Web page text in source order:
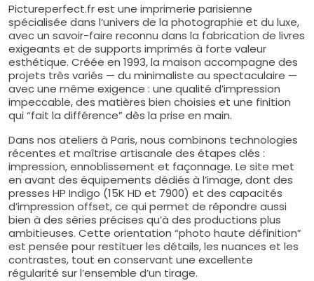
Pictureperfect.fr est une imprimerie parisienne
spécialisée dans l’univers de la photographie et du luxe,
avec un savoir-faire reconnu dans la fabrication de livres
exigeants et de supports imprimés à forte valeur
esthétique. Créée en 1993, la maison accompagne des
projets très variés — du minimaliste au spectaculaire —
avec une même exigence : une qualité d’impression
impeccable, des matières bien choisies et une finition
qui “fait la différence” dès la prise en main.
Dans nos ateliers à Paris, nous combinons technologies
récentes et maîtrise artisanale des étapes clés :
impression, ennoblissement et façonnage. Le site met
en avant des équipements dédiés à l’image, dont des
presses HP Indigo (15K HD et 7900) et des capacités
d’impression offset, ce qui permet de répondre aussi
bien à des séries précises qu’à des productions plus
ambitieuses. Cette orientation “photo haute définition”
est pensée pour restituer les détails, les nuances et les
contrastes, tout en conservant une excellente
régularité sur l’ensemble d’un tirage.